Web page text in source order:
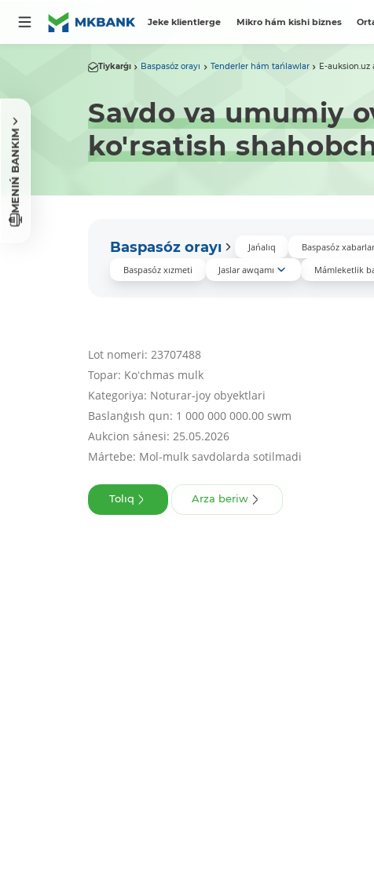
Jeke klientlerge Mikro hám kishi biznes
MENIŃ BANKIM
Tiykarǵı Baspasóz orayı Tenderler hám tańlawlar E-
Savdo va umumiy
ko'rsatish
Baspasóz orayı Jańalıq Baspasóz
Baspasóz xızmeti
Jaslar awqamı Mámleketlik
Lot nomeri: 23707488
Topar: Koʻchmas mulk
Kategoriya: Noturar-joy obyektlari
Baslanǵısh qun: 1 000 000 000.00 swm
Aukcion sánesi: 25.05.2026
Mártebe: Mol-mulk savdolarda sotilmadi
Tolıq Arza beriw